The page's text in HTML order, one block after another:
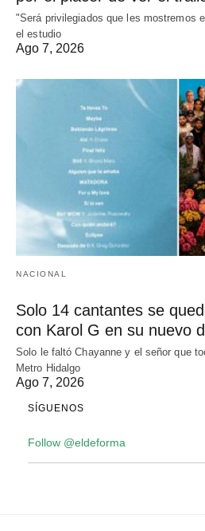
"Será privilegiados que les mostremos
el estudio
Ago 7, 2026
NACIONAL
Solo 14 cantantes se
con Karol G en su nuevo
Solo le faltó Chayanne y el señor que
Metro Hidalgo
Ago 7, 2026
SÍGUENOS
Follow @eldeforma